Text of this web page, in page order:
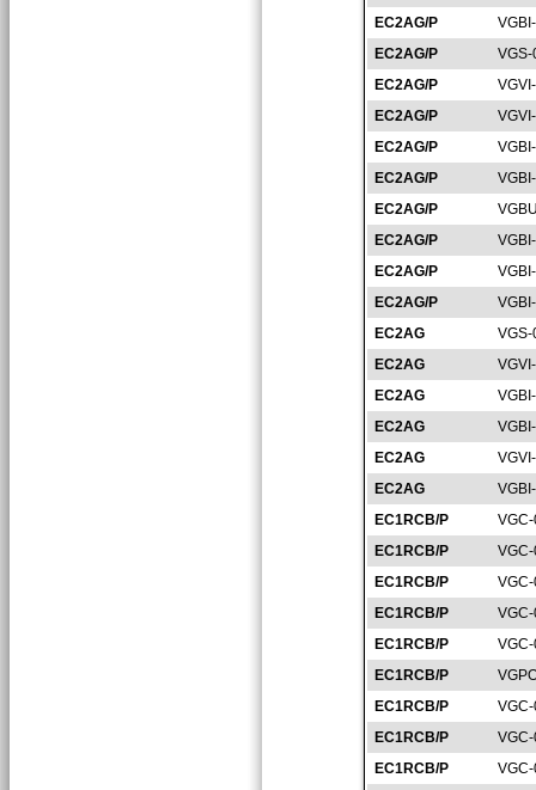
EC2AG/P
EC2AG/P
EC2AG/P
EC2AG/P
EC2AG/P
EC2AG/P
EC2AG/P
EC2AG/P
EC2AG/P
EC2AG/P
EC2AG
EC2AG
EC2AG
EC2AG
EC2AG
EC2AG
EC1RCB/P
EC1RCB/P
EC1RCB/P
EC1RCB/P
EC1RCB/P
EC1RCB/P
EC1RCB/P
EC1RCB/P
EC1RCB/P